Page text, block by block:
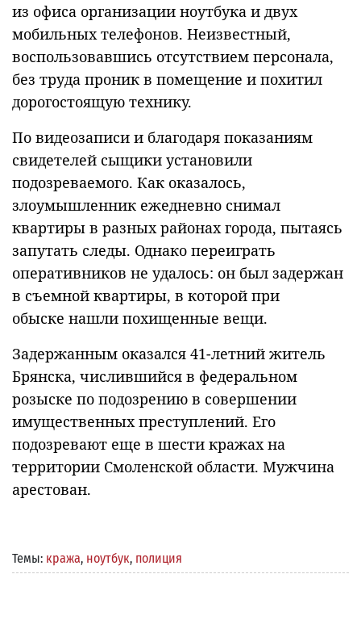
из офиса организации ноутбука и двух
мобильных телефонов. Неизвестный,
воспользовавшись отсутствием персонала,
без труда проник в помещение и похитил
дорогостоящую технику.
По видеозаписи и благодаря показаниям
свидетелей сыщики установили
подозреваемого. Как оказалось,
злоумышленник ежедневно снимал
квартиры в разных районах города, пытаясь
запутать следы. Однако переиграть
оперативников не удалось: он был задержан
в съемной квартиры, в которой при
обыске нашли похищенные вещи.
Задержанным оказался 41-летний житель
Брянска, числившийся в федеральном
розыске по подозрению в совершении
имущественных преступлений. Его
подозревают еще в шести кражах на
территории Смоленской области. Мужчина
арестован.
Темы: кража, ноутбук, полиция